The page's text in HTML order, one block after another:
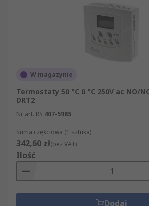
W magazynie
Termostaty 50 °C 0 °C 250V ac NO/
DRT2
Nr art. RS 407-5985
Suma częściowa (1 sztuka)
342,60 zł(bez VAT)
Ilość
Dodaj